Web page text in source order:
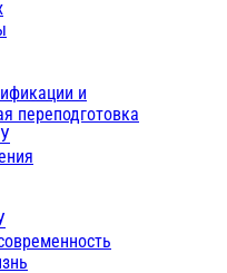
и
переподготовка